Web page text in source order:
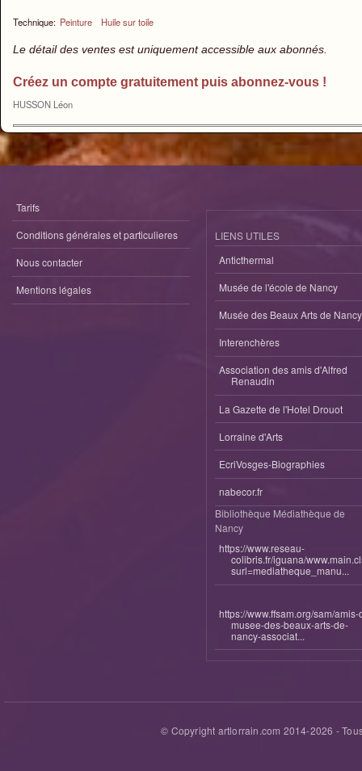
Technique: Peinture Huile sur toile
Le détail des ventes est uniquement accessible aux abonnés.
Créez un compte gratuitement puis abonnez-vous !
HUSSON Léon
Tarifs
Conditions générales et particulieres
Nous contacter
Mentions légales
LIENS UTILES
Anticthermal
Musée de l'école de Nancy
Musée des Beaux Arts de Nancy
Interenchères
Association des amis d'Alfred
Renaudin
La Gazette de l'Hotel Drouot
Lorraine d'Arts
EcriVosges-Biographies
nabecor.fr
Bibliothèque Médiathèque de
Nancy
https://www.reseau-
colibris.fr/iguana/
surl=mediatheque_manu...
https://www.ffsam.org/sam/amis-
musee-des-beaux-arts-de-
nancy-associat...
© Copyright artlorrain.com 2014-2026 -